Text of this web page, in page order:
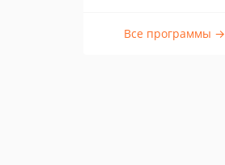
Все программы →